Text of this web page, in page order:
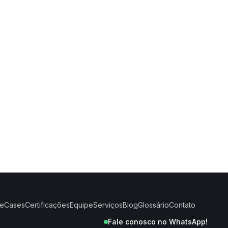
CasesCertificaçõesEquipeServiçosBlogGlossárioContato
Fale conosco no WhatsApp!